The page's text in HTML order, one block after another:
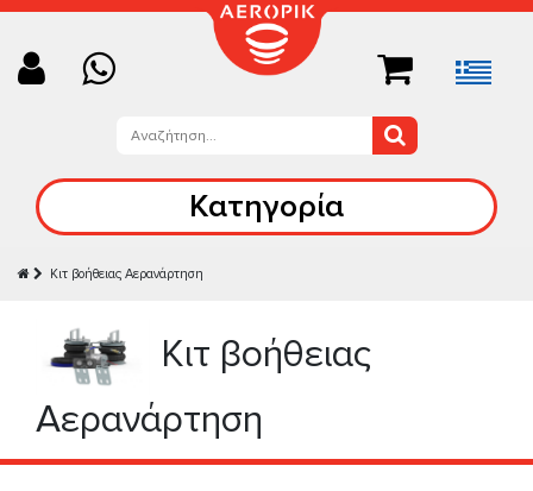
Κατηγορία
Κιτ βοήθειας Αερανάρτηση
Κιτ βοήθειας
Αερανάρτηση